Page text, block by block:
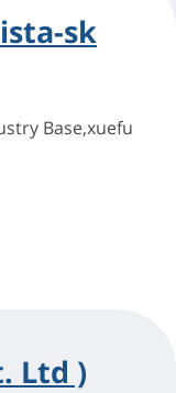
sk
Base,xuefu
Ltd )